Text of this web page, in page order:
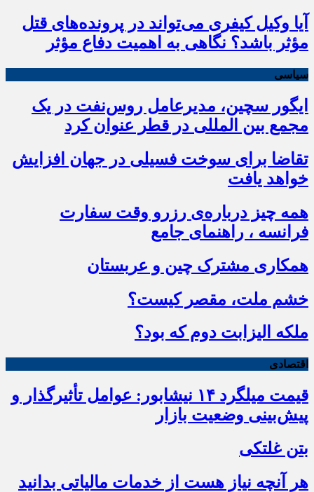
آیا وکیل کیفری می‌تواند در پرونده‌های قتل
مؤثر باشد؟ نگاهی به اهمیت دفاع مؤثر
سیاسی
ایگور سچین، مدیرعامل روس‌نفت در یک
مجمع بین المللی در قطر عنوان کرد
تقاضا برای سوخت فسیلی در جهان افزایش
خواهد یافت
همه چیز درباره‌ی رزرو وقت سفارت
فرانسه ، راهنمای جامع
همکاری مشترک چین و عربستان
خشم ملت، مقصر کیست؟
ملکه الیزابت دوم که بود؟
اقتصادی
قیمت میلگرد ۱۴ نیشابور: عوامل تأثیرگذار و
پیش‌بینی وضعیت بازار
بتن غلتکی
هر آنچه نیاز هست از خدمات مالیاتی بدانید